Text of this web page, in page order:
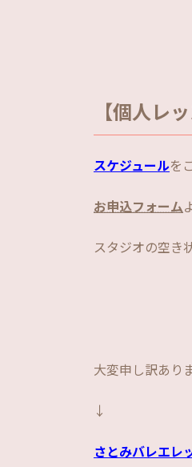
【個人レッ
スケジュールを
お申込フォーム
スタジオの空き
大変申し訳あり
↓
さとみバレエレ